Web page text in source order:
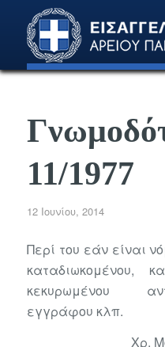
11/1977
12 Ιουνίου, 2014
Περί του εάν είναι
καταδιωκομένου,
κεκυρωμένου
εγγράφου κλπ.
Χρ.